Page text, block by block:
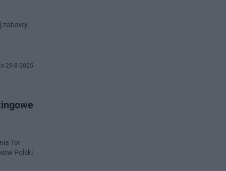
zabawy,
29-8-2025
Tor
Polski